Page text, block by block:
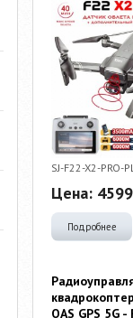
SJ-F22-X2-PRO-
Цена:
Подробнее
OAS GPS 5G -